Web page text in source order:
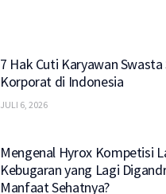
7 Hak Cuti Karyawan
Korporat di Indonesia
JULI 6, 2026
Mengenal Hyrox Kompetisi
Kebugaran yang Lagi
Manfaat Sehatnya?